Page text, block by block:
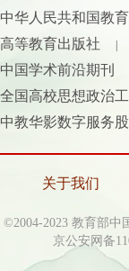
中华人民共和国教
高等教育出版社
中国学术前沿期刊
全国高校思想政治
中教华影数字服务
关于我们
©2004-2023 教育部中
京公安网备